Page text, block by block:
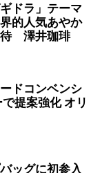
ドラ」テーマ
的人気あやか
待 澤井珈琲
ドコンベンシ
提案強化 オリ
ッグに初参入